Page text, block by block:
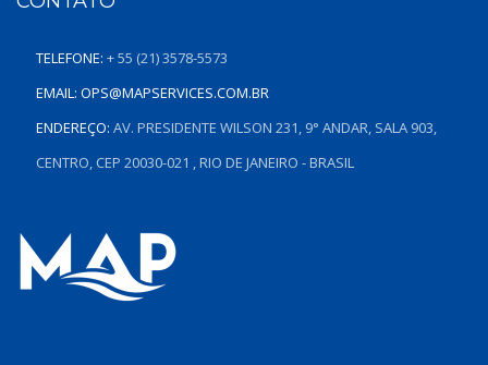
TELEFONE: + 55 (21) 3578-5573
EMAIL: OPS@MAPSERVICES.COM.BR
ENDEREÇO: AV. PRESIDENTE WILSON 231, 9° ANDAR, SALA 903,
CENTRO, CEP 20030-021 , RIO DE JANEIRO - BRASIL